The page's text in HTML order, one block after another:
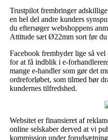
Trustpilot frembringer
en hel del andre kunders
du eftersøger webshoppens
Attitude sæt Ø22mm sort før du
Facebook frembyder lige så
for at få indblik i e-
mange e-handler som gør det
ordreforløbet, som tilmed bør
kundernes tilfredshed.
Websitet er finansieret af
online selskaber derved at vi
kommission under